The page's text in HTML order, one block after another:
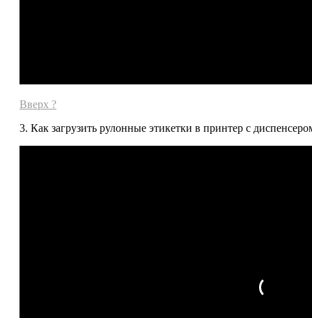
Вверх ?
3. Как загрузить рулонные этикетки в принтер с